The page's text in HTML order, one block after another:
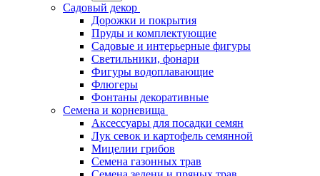
Садовый декор
Дорожки и покрытия
Пруды и комплектующие
Садовые и интерьерные фигуры
Светильники, фонари
Фигуры водоплавающие
Флюгеры
Фонтаны декоративные
Семена и корневища
Аксессуары для посадки семян
Лук севок и картофель семянной
Мицелии грибов
Семена газонных трав